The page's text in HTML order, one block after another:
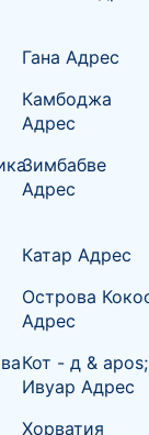
Гана Адрес
Камбоджа
Адрес
Зимбабве
Адрес
Катар Адрес
Острова
Адрес
Кот - д & apos;
Ивуар Адрес
Хорватия